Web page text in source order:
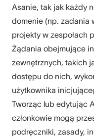
Asanie, tak jak każdy
domenie (np. zadania
projekty w zespołach
Żądania obejmujące
zewnętrznych, takich
dostępu do nich,
użytkownika
Tworząc lub edytując
członkowie mogą
podręczniki, zasady,